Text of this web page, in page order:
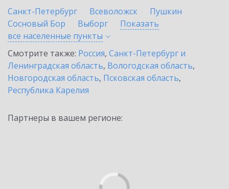
Санкт-Петербург
Всеволожск
Пушкин
Сосновый Бор
Выборг
Показать
все населенные пункты
Смотрите также: Россия, Санкт-Петербург и
Ленинградская область, Вологодская область,
Новгородская область, Псковская область,
Республика Карелия
Партнеры в вашем регионе: